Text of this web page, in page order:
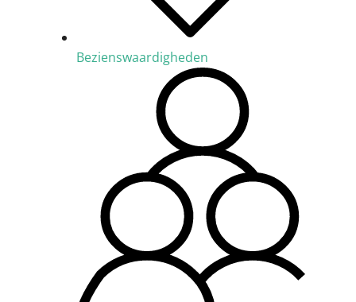
Bezienswaardigheden